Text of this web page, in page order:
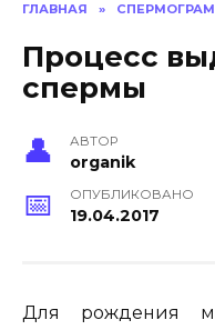
ГЛАВНАЯ »
Процесс
спермы
АВТОР
organik
ОПУБЛИКОВАНО
19.04.2017
Для рождения